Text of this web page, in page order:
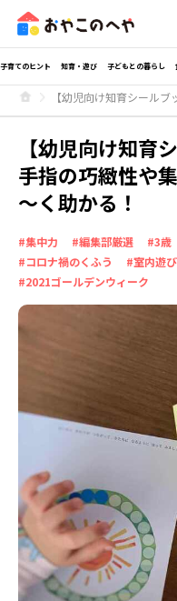
子育てのヒント 知育・遊び 子どもとの暮らし
【幼児向け知育シール
【幼児向け知育
手指の巧緻性や
～く助かる！
#集中力 #編集部厳選 #3歳
#コロナ禍のくふう
#室内遊び
#2021ゴールデンウィーク